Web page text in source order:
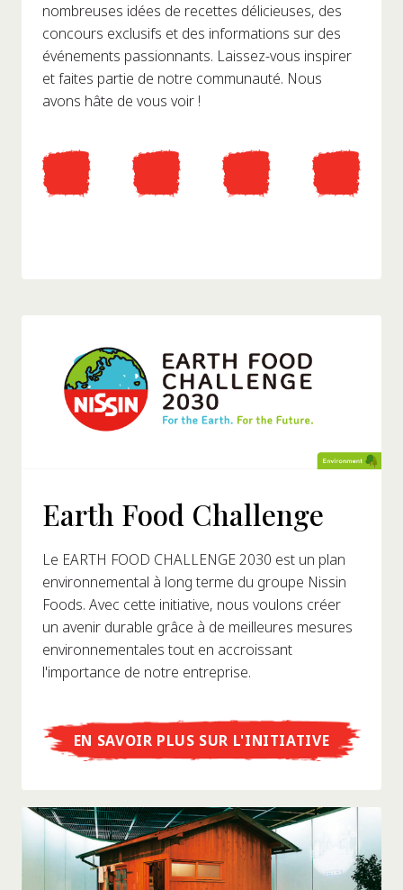
nombreuses idées de recettes délicieuses, des
concours exclusifs et des informations sur des
événements passionnants. Laissez-vous inspirer
et faites partie de notre communauté. Nous
avons hâte de vous voir !
Earth Food Challenge
Le EARTH FOOD CHALLENGE 2030 est un plan
environnemental à long terme du groupe Nissin
Foods. Avec cette initiative, nous voulons créer
un avenir durable grâce à de meilleures mesures
environnementales tout en accroissant
l'importance de notre entreprise.
EN SAVOIR PLUS SUR L'INITIATIVE